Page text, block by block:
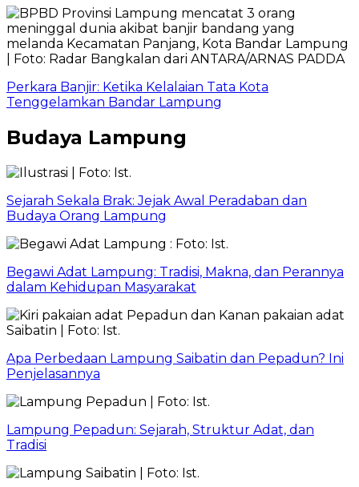
Perkara Banjir: Ketika Kelalaian Tata Kota
Tenggelamkan Bandar Lampung
Budaya Lampung
Sejarah Sekala Brak: Jejak Awal Peradaban dan
Budaya Orang Lampung
Begawi Adat Lampung: Tradisi, Makna, dan Perannya
dalam Kehidupan Masyarakat
Apa Perbedaan Lampung Saibatin dan Pepadun? Ini
Penjelasannya
Lampung Pepadun: Sejarah, Struktur Adat, dan
Tradisi